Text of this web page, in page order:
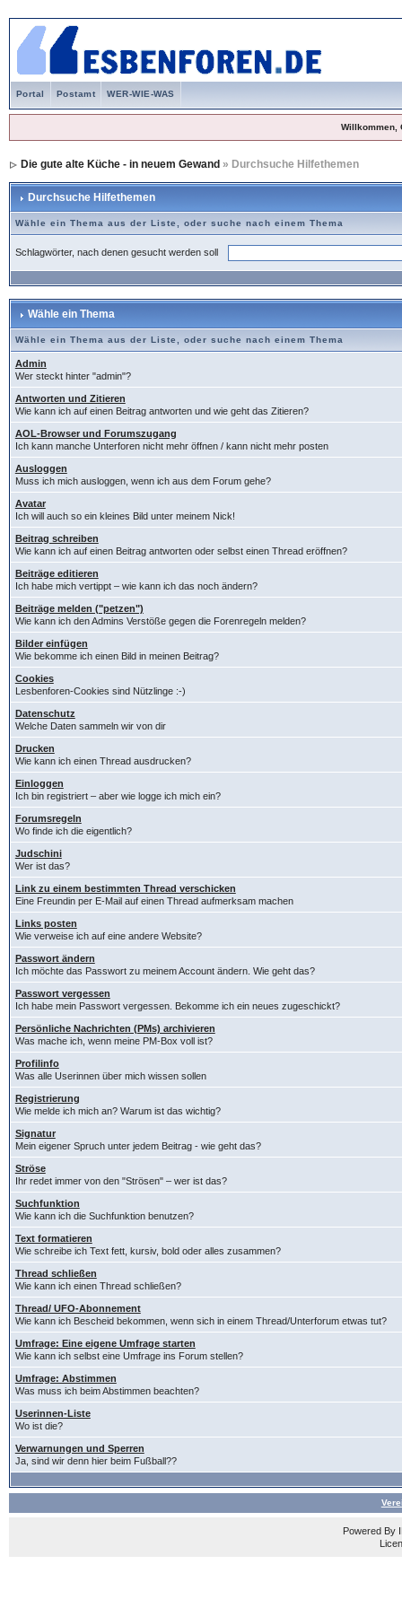
Portal Postamt WER-WIE-WAS
Willkommen,
Die gute alte Küche - in neuem Gewand » Durchsuche Hilfethemen
Durchsuche Hilfethemen
Wähle ein Thema aus der Liste, oder suche nach einem Thema
Schlagwörter, nach denen gesucht werden soll
Wähle ein Thema
Wähle ein Thema aus der Liste, oder suche nach einem Thema
Admin
Wer steckt hinter "admin"?
Antworten und Zitieren
Wie kann ich auf einen Beitrag antworten und wie geht das Zitieren?
AOL-Browser und Forumszugang
Ich kann manche Unterforen nicht mehr öffnen / kann nicht mehr posten
Ausloggen
Muss ich mich ausloggen, wenn ich aus dem Forum gehe?
Avatar
Ich will auch so ein kleines Bild unter meinem Nick!
Beitrag schreiben
Wie kann ich auf einen Beitrag antworten oder selbst einen Thread eröffnen?
Beiträge editieren
Ich habe mich vertippt – wie kann ich das noch ändern?
Beiträge melden ("petzen")
Wie kann ich den Admins Verstöße gegen die Forenregeln melden?
Bilder einfügen
Wie bekomme ich einen Bild in meinen Beitrag?
Cookies
Lesbenforen-Cookies sind Nützlinge :-)
Datenschutz
Welche Daten sammeln wir von dir
Drucken
Wie kann ich einen Thread ausdrucken?
Einloggen
Ich bin registriert – aber wie logge ich mich ein?
Forumsregeln
Wo finde ich die eigentlich?
Judschini
Wer ist das?
Link zu einem bestimmten Thread verschicken
Eine Freundin per E-Mail auf einen Thread aufmerksam machen
Links posten
Wie verweise ich auf eine andere Website?
Passwort ändern
Ich möchte das Passwort zu meinem Account ändern. Wie geht das?
Passwort vergessen
Ich habe mein Passwort vergessen. Bekomme ich ein neues zugeschickt?
Persönliche Nachrichten (PMs) archivieren
Was mache ich, wenn meine PM-Box voll ist?
Profilinfo
Was alle Userinnen über mich wissen sollen
Registrierung
Wie melde ich mich an? Warum ist das wichtig?
Signatur
Mein eigener Spruch unter jedem Beitrag - wie geht das?
Ströse
Ihr redet immer von den "Strösen" – wer ist das?
Suchfunktion
Wie kann ich die Suchfunktion benutzen?
Text formatieren
Wie schreibe ich Text fett, kursiv, bold oder alles zusammen?
Thread schließen
Wie kann ich einen Thread schließen?
Thread/ UFO-Abonnement
Wie kann ich Bescheid bekommen, wenn sich in einem Thread/Unterforum etwas tut?
Umfrage: Eine eigene Umfrage starten
Wie kann ich selbst eine Umfrage ins Forum stellen?
Umfrage: Abstimmen
Was muss ich beim Abstimmen beachten?
Userinnen-Liste
Wo ist die?
Verwarnungen und Sperren
Ja, sind wir denn hier beim Fußball??
Powered By